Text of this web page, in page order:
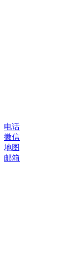
电话
微信
地图
邮箱